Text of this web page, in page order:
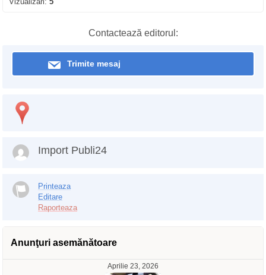
Contactează editorul:
Trimite mesaj
Import Publi24
Printeaza
Editare
Raporteaza
Anunţuri asemănătoare
Aprilie 23, 2026